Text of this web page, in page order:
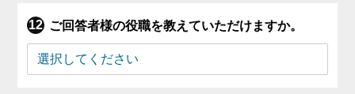
ご回答者様の役職を教えていただけますか。